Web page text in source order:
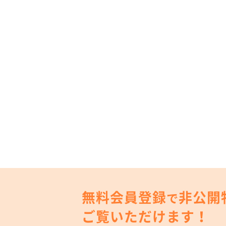
無料会員登録で非公開
ご覧いただけます！